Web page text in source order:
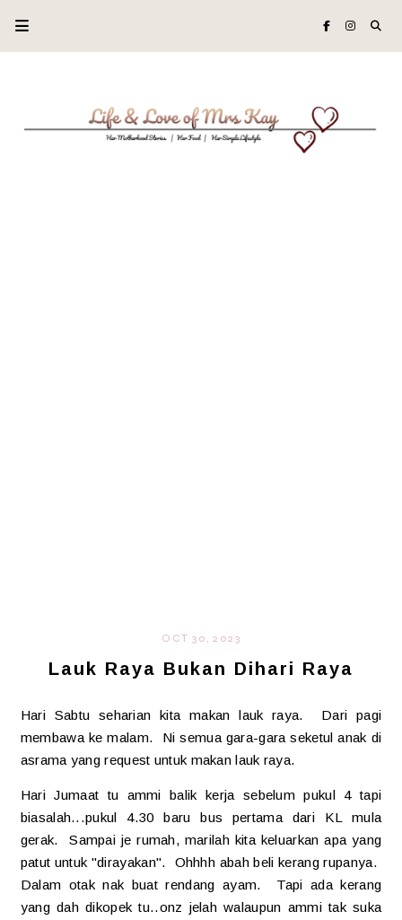
OCT 30, 2023
Lauk Raya Bukan Dihari Raya
Hari Sabtu seharian kita makan lauk raya. Dari pagi
membawa ke malam. Ni semua gara-gara seketul anak di
asrama yang request untuk makan lauk raya.
Hari Jumaat tu ammi balik kerja sebelum pukul 4 tapi
biasalah...pukul 4.30 baru bus pertama dari KL mula
gerak. Sampai je rumah, marilah kita keluarkan apa yang
patut untuk "dirayakan". Ohhhh abah beli kerang rupanya.
Dalam otak nak buat rendang ayam. Tapi ada kerang
yang dah dikopek tu..onz jelah walaupun ammi tak suka